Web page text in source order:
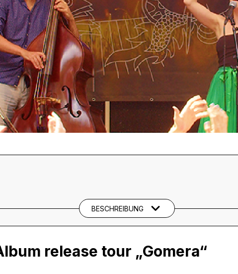
BESCHREIBUNG
release tour „Gomera“